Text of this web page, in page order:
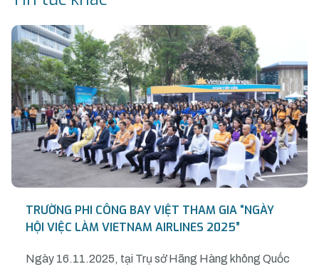
TRƯỜNG PHI CÔNG BAY VIỆT THAM GIA “NGÀY
HỘI VIỆC LÀM VIETNAM AIRLINES 2025”
Ngày 16.11.2025, tại Trụ sở Hãng Hàng không Quốc